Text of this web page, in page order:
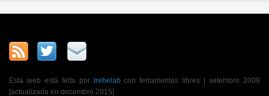
Esta web está feita por trebelabcon ferramentas libres | setembro 2009
[actualizada en decembro 2015]